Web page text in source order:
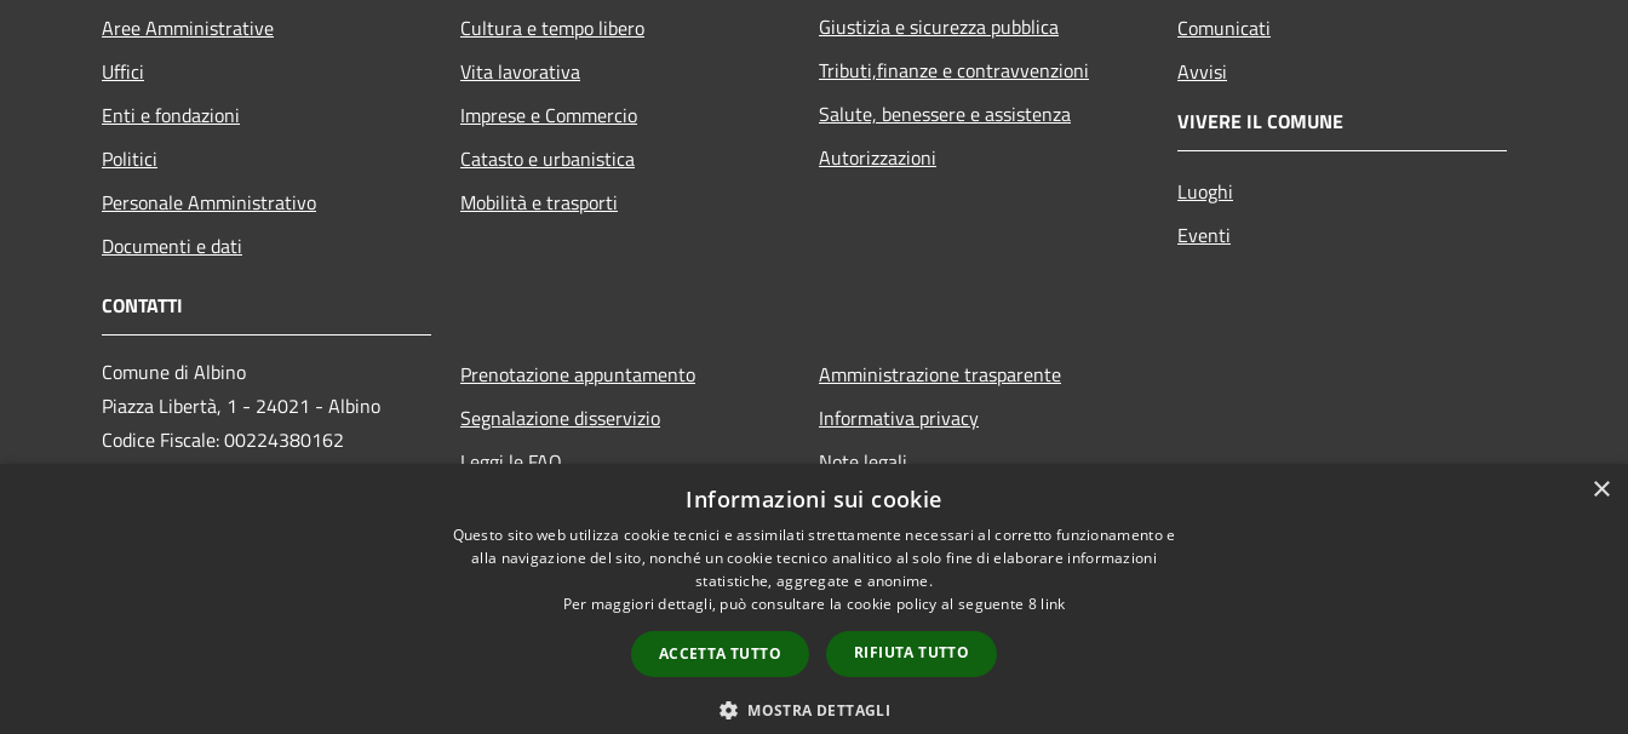
Aree Amministrative
Uffici
Enti e fondazioni
Politici
Personale Amministrativo
Documenti e dati
Cultura e tempo libero
Vita lavorativa
Imprese e Commercio
Catasto e urbanistica
Mobilità e trasporti
Giustizia e sicurezza pubblica
Tributi,finanze e contravvenzioni
Salute, benessere e assistenza
Autorizzazioni
Comunicati
Avvisi
VIVERE IL COMUNE
Luoghi
Eventi
CONTATTI
Comune di Albino
Piazza Libertà, 1 - 24021 - Albino
Codice Fiscale: 00224380162
Prenotazione appuntamento
Segnalazione disservizio
Leggi le FAQ
Amministrazione trasparente
Informativa privacy
Note legali
Dichiarazione di accessibilità
Copyright © 2026 • Comune di Albino • Powered by
×
Informazioni sui cookie
Questo sito web utilizza cookie tecnici e assimilati strettamente necessari al corretto funzionamento e
alla navigazione del sito, nonché un cookie tecnico analitico al solo fine di elaborare informazioni
statistiche, aggregate e anonime.
Per maggiori dettagli, può consultare la cookie policy al seguente 8 link
ACCETTA TUTTO RIFIUTA TUTTO
MOSTRA DETTAGLI